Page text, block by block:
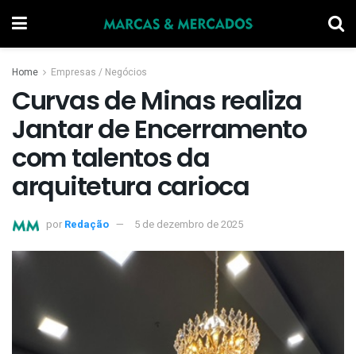
Home Empresas / Negócios
Curvas de Minas realiza
Jantar de Encerramento
com talentos da
arquitetura carioca
por Redação 5 de dezembro de 2025